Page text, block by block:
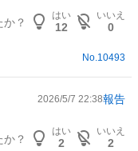
？
はい
12
いいえ
0
No.10493
2026/5/7 22:38報告
？
はい
2
いいえ
2